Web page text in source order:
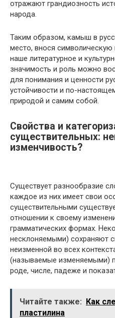
отражают грандиозность
народа.
Таким образом, камыш в
место, внося символическую
наше литературное и
значимость и роль можно
для понимания и ценности
устойчивости и по-
природой и самим собой.
Свойства и
существительных:
изменчивость?
Существует разнообразие
каждое из них имеет свои
существительными
отношении к своему
грамматических формах.
несклоняемыми) сохраняют
неизменной во всех
(называемые изменяемыми)
роде, числе, падеже и
Читайте также: Как
пластилина